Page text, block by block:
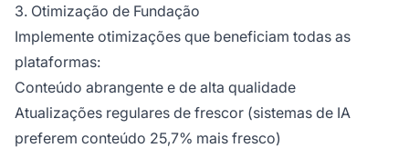
3. Otimização de Fundação
Implemente otimizações que beneficiam todas as
plataformas:
Conteúdo abrangente e de alta qualidade
Atualizações regulares de frescor (sistemas de IA
preferem conteúdo 25,7% mais fresco)